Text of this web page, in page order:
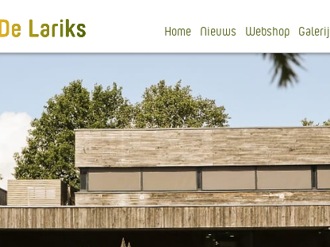
Home Nieuws Webshop Galerij